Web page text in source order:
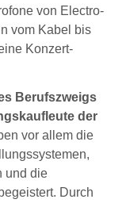
von Electro-
vom Kabel bis
Konzert-
Berufszweigs
der
vor allem die
und die
Durch